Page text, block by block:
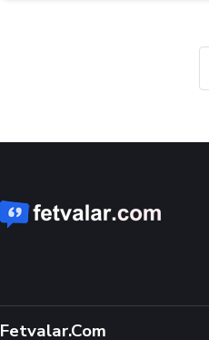
Fetvalar.Com